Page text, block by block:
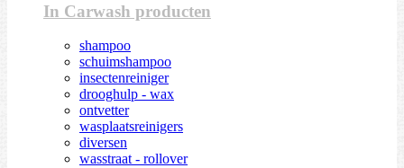
In Carwash producten
shampoo
schuimshampoo
insectenreiniger
drooghulp - wax
ontvetter
wasplaatsreinigers
diversen
wasstraat - rollover